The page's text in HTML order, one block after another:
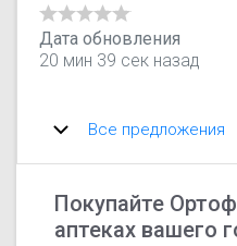
Дата обновления
20 мин 39 сек назад
Все предложения
Покупайте
аптеках вашего